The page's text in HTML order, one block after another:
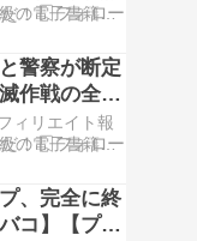
の電子書籍
AVなんてい
ロッチ・透け
角ベスト！〓
熟女パンツが毎
警察が断定
作戦の全容
ィリエイト報
の電子書籍
AVなんてい
ロッチ・透け
角ベスト！〓
女パンツが毎
、完全に終
コ】【プロ